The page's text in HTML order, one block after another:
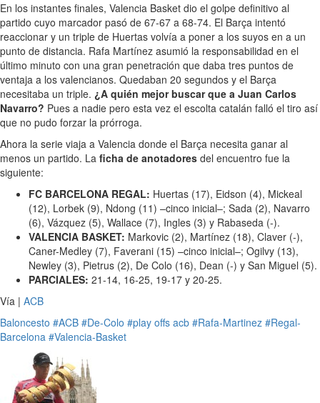
En los instantes finales, Valencia Basket dio el golpe definitivo al
partido cuyo marcador pasó de 67-67 a 68-74. El Barça intentó
reaccionar y un triple de Huertas volvía a poner a los suyos en a un
punto de distancia. Rafa Martínez asumió la responsabilidad en el
último minuto con una gran penetración que daba tres puntos de
ventaja a los valencianos. Quedaban 20 segundos y el Barça
necesitaba un triple. ¿A quién mejor buscar que a Juan Carlos
Navarro? Pues a nadie pero esta vez el escolta catalán falló el tiro así
que no pudo forzar la prórroga.
Ahora la serie viaja a Valencia donde el Barça necesita ganar al
menos un partido. La ficha de anotadores del encuentro fue la
siguiente:
FC BARCELONA REGAL: Huertas (17), Eidson (4), Mickeal
(12), Lorbek (9), Ndong (11) –cinco inicial–; Sada (2), Navarro
(6), Vázquez (5), Wallace (7), Ingles (3) y Rabaseda (-).
VALENCIA BASKET: Markovic (2), Martínez (18), Claver (-),
Caner-Medley (7), Faverani (15) –cinco inicial–; Ogilvy (13),
Newley (3), Pietrus (2), De Colo (16), Dean (-) y San Miguel (5).
PARCIALES: 21-14, 16-25, 19-17 y 20-25.
Vía | ACB
Baloncesto #ACB #De-Colo #play offs acb #Rafa-Martinez #Regal-
Barcelona #Valencia-Basket